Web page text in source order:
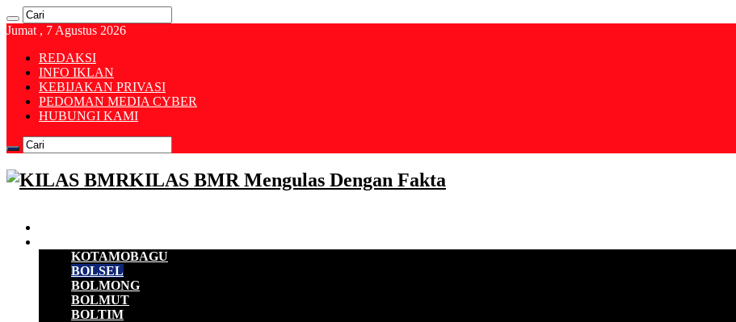
Jumat , 7 Agustus 2026
REDAKSI
INFO IKLAN
KEBIJAKAN PRIVASI
PEDOMAN MEDIA CYBER
HUBUNGI KAMI
KILAS BMR Mengulas Dengan Fakta
KOTAMOBAGU
BOLSEL
BOLMONG
BOLMUT
BOLTIM